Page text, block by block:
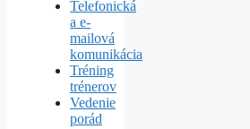
Telefonická
a e-
mailová
komunikácia
Tréning
trénerov
Vedenie
porád